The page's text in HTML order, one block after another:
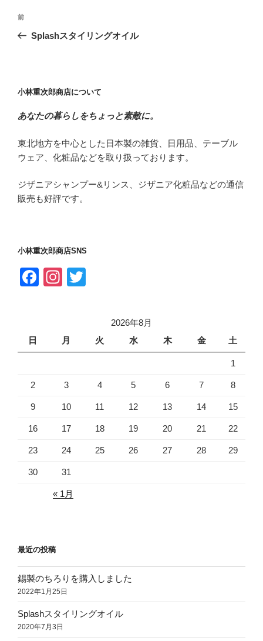
投
ナ
ー
シ
ン
前
の
前
Splashスタイリングオイル
小林重次郎商店について
あなたの暮らしをちょっと素敵に。
東北地方を中心とした日本製の雑貨、日用品、テーブル
ウェア、化粧品などを取り扱っております。
ジザニアシャンプー&リンス、ジザニア化粧品などの通信
販売も好評です。
小林重次郎商店SNS
F
b
In
gr
a
er
2026年8月
日
月 火 水 木 金 土
1
2 3 4 5 6 7 8
9 10 11 12 13 14 15
16 17 18 19 20 21 22
23 24 25 26 27 28 29
30 31
« 1月
最近の投稿
錫製のちろりを購入しました
2022年1月25日
Splashスタイリングオイル
2020年7月3日